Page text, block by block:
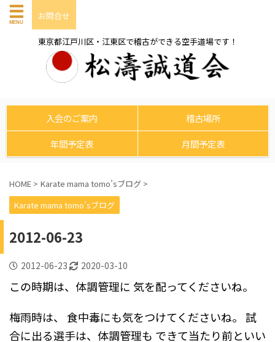
お問合せ
東京都江戸川区・江東区で稽古ができる空手道場です！
入会のご案内
稽古場所
年間予定表
月間予定表
HOME > Karate mama tomo’sブログ >
Karate mama tomo’sブログ
2012-06-23
2012-06-23 2020-03-10
この時期は、体調管理に 気を配ってくださいね。
梅雨時は、
食中毒にも気をつけてくださいね。 試
合に出る選手は、体調管理も できて当たり前といい